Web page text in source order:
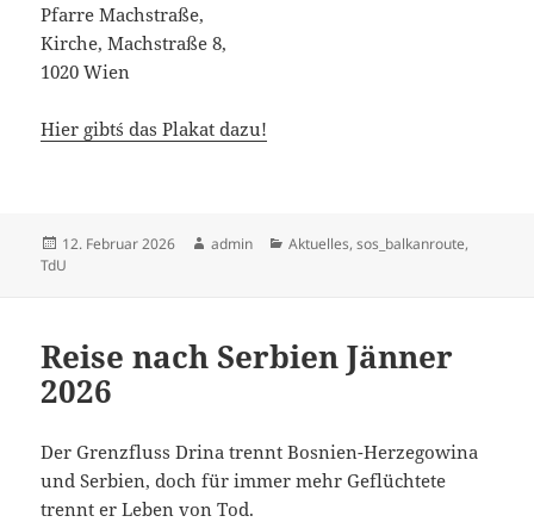
Pfarre Machstraße,
Kirche, Machstraße 8,
1020 Wien
Hier gibt´s das Plakat dazu!
Veröffentlicht
am
12. Februar 2026 Autor
admin Kategorien
Aktuelles,sos_balkanroute,
TdU
Reise nach Serbien Jänner
2026
Der Grenzfluss Drina trennt Bosnien-Herzegowina
und Serbien, doch für immer mehr Geflüchtete
trennt er Leben von Tod.